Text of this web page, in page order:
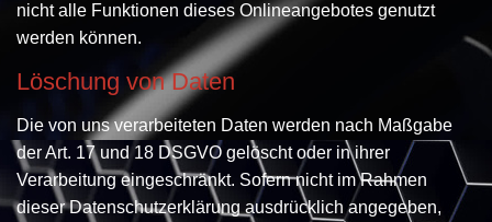
nicht alle Funktionen dieses Onlineangebotes genutzt
werden können.
Löschung von Daten
Die von uns verarbeiteten Daten werden nach Maßgabe
der Art. 17 und 18 DSGVO gelöscht oder in ihrer
Verarbeitung eingeschränkt. Sofern nicht im Rahmen
dieser Datenschutzerklärung ausdrücklich angegeben,